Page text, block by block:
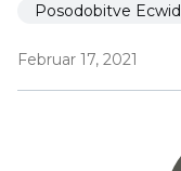
Posodobitve Ecwid
Februar 17, 2021